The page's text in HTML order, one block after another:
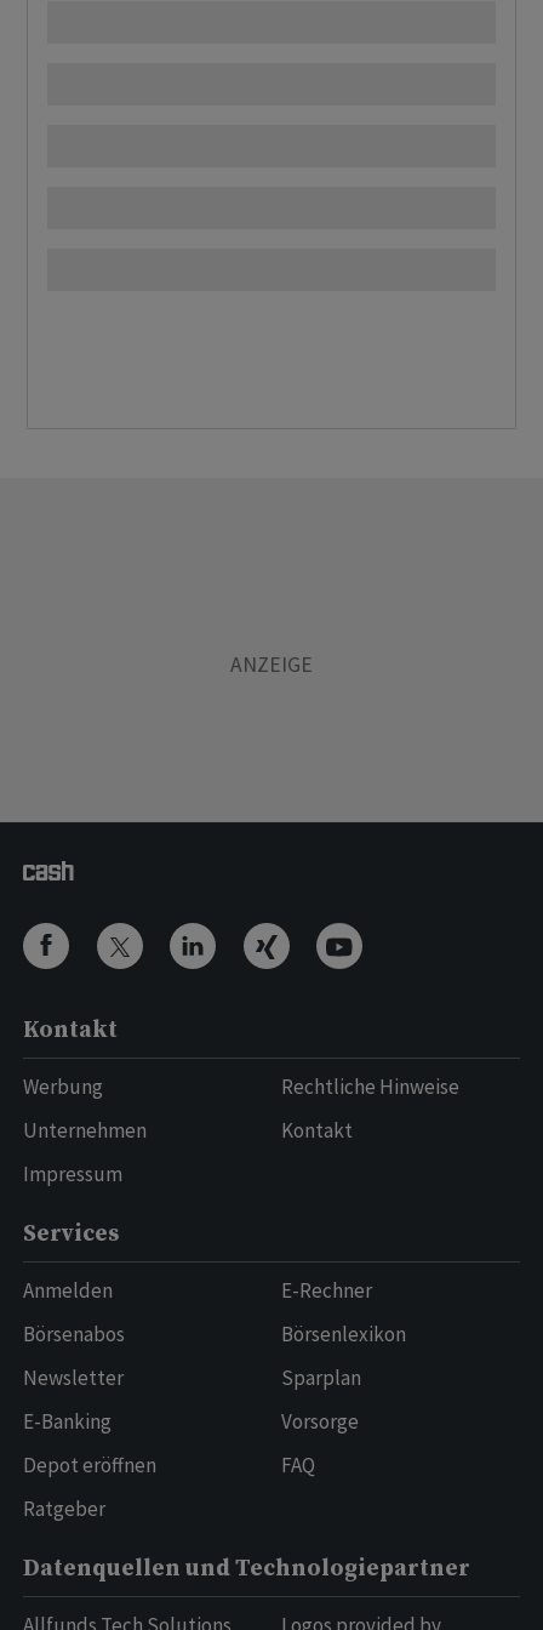
Kontakt
Werbung
Unternehmen
Impressum
Rechtliche Hinweise
Kontakt
Services
Anmelden
Börsenabos
Newsletter
E-Banking
Depot eröffnen
Ratgeber
E-Rechner
Börsenlexikon
Sparplan
Vorsorge
FAQ
Datenquellen und Technologiepartner